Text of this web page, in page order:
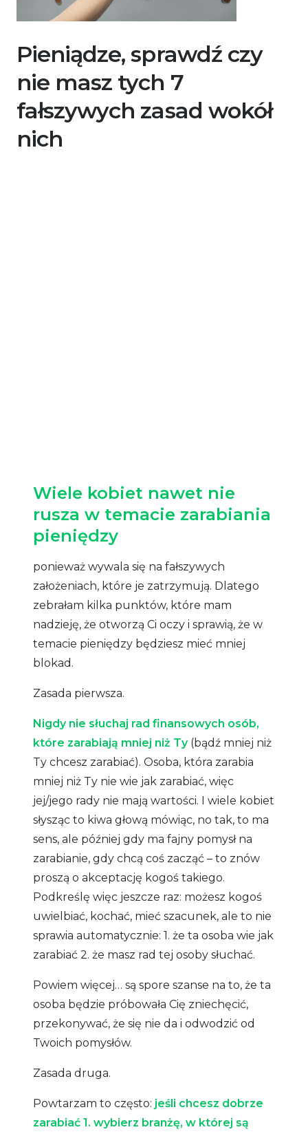
Pieniądze, sprawdź czy
nie masz tych 7
fałszywych zasad wokół
nich
Wiele kobiet nawet nie
rusza w temacie zarabiania
pieniędzy
ponieważ wywala się na fałszywych
założeniach, które je zatrzymują. Dlatego
zebrałam kilka punktów, które mam
nadzieję, że otworzą Ci oczy i sprawią, że w
temacie pieniędzy będziesz mieć mniej
blokad.
Zasada pierwsza.
Nigdy nie słuchaj rad finansowych osób,
które zarabiają mniej niż Ty(bądź mniej niż
Ty chcesz zarabiać). Osoba, która zarabia
mniej niż Ty nie wie jak zarabiać, więc
jej/jego rady nie mają wartości. I wiele kobiet
słysząc to kiwa głową mówiąc, no tak, to ma
sens, ale później gdy ma fajny pomysł na
zarabianie, gdy chcą coś zacząć – to znów
proszą o akceptację kogoś takiego.
Podkreślę więc jeszcze raz: możesz kogoś
uwielbiać, kochać, mieć szacunek, ale to nie
sprawia automatycznie: 1. że ta osoba wie jak
zarabiać 2. że masz rad tej osoby słuchać.
Powiem więcej… są spore szanse na to, że ta
osoba będzie próbowała Cię zniechęcić,
przekonywać, że się nie da i odwodzić od
Twoich pomysłów.
Zasada druga.
Powtarzam to często: jeśli chcesz dobrze
zarabiać 1. wybierz branżę, w której są